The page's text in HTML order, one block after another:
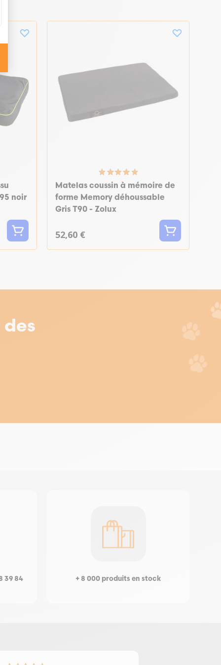
noir
Matelas coussin à mémoire de
forme Memory déhoussable
Gris T90 - Zolux
52,60 €
des
39 84 + 8 000 produits en stock